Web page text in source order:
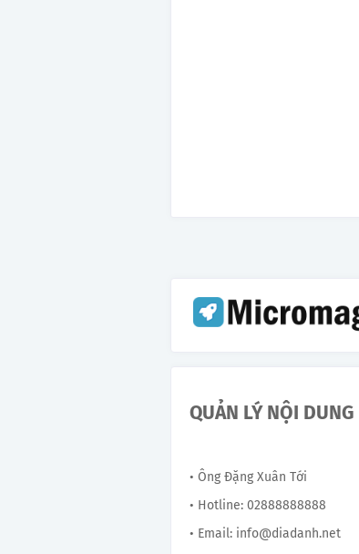
QUẢN LÝ NỘI DUNG
• Ông Đặng Xuân Tới
• Hotline: 02888888888
• Email: info@diadanh.net